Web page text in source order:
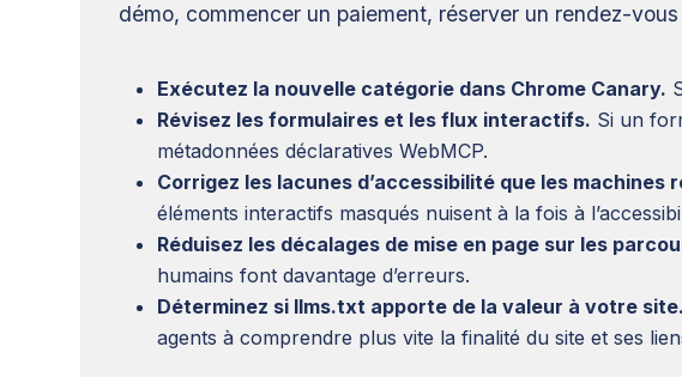
démo, commencer un paiement, réserver un rendez-vous
Exécutez la nouvelle catégorie dans Chrome Canary.
Révisez les formulaires et les flux interactifs. Si un
métadonnées déclaratives WebMCP.
Corrigez les lacunes d’accessibilité que les machines
éléments interactifs masqués nuisent à la fois à
Réduisez les décalages de mise en page sur les
humains font davantage d’erreurs.
Déterminez si llms.txt apporte de la valeur à votre site.
agents à comprendre plus vite la finalité du site et ses